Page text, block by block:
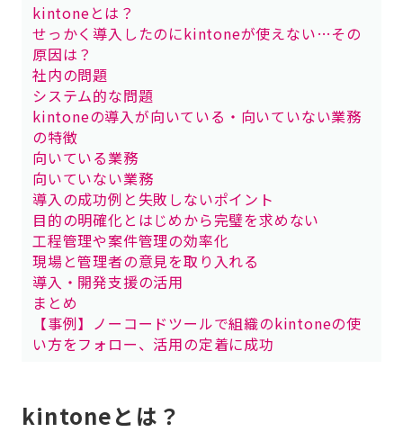
kintoneとは？
せっかく導入したのにkintoneが使えない…その
原因は？
社内の問題
システム的な問題
kintoneの導入が向いている・向いていない業務
の特徴
向いている業務
向いていない業務
導入の成功例と失敗しないポイント
目的の明確化とはじめから完璧を求めない
工程管理や案件管理の効率化
現場と管理者の意見を取り入れる
導入・開発支援の活用
まとめ
【事例】ノーコードツールで組織のkintoneの使
い方をフォロー、活用の定着に成功
kintoneとは？